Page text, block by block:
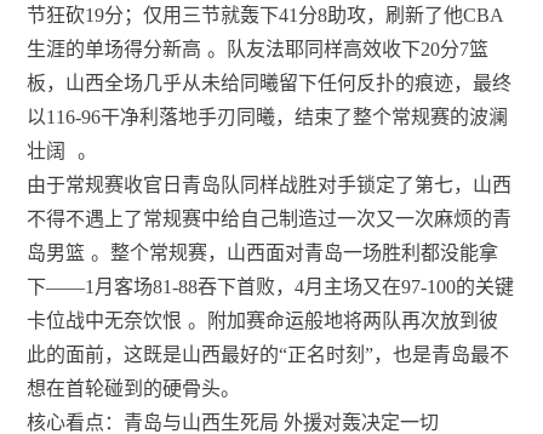
节狂砍19分；仅用三节就轰下41分8助攻，刷新了他CBA
生涯的单场得分新高 。队友法耶同样高效收下20分7篮
板，山西全场几乎从未给同曦留下任何反扑的痕迹，最终
以116-96干净利落地手刃同曦，结束了整个常规赛的波澜
壮阔
。
由于常规赛收官日青岛队同样战胜对手锁定了第七，山西
不得不遇上了常规赛中给自己制造过一次又一次麻烦的青
岛男篮 。整个常规赛，山西面对青岛一场胜利都没能拿
下——1月客场81-88吞下首败，4月主场又在97-100的关键
卡位战中无奈饮恨 。附加赛命运般地将两队再次放到彼
此的面前，这既是山西最好的“正名时刻”，也是青岛最不
想在首轮碰到的硬骨头。
核心看点：青岛与山西生死局 外援对轰决定一切